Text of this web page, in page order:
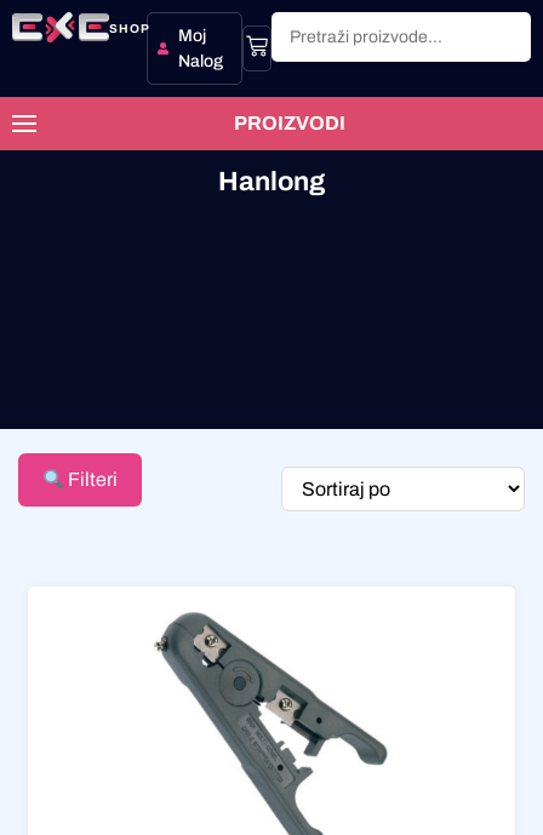
SHOP
Moj
Nalog
PROIZVODI
Hanlong
Filteri